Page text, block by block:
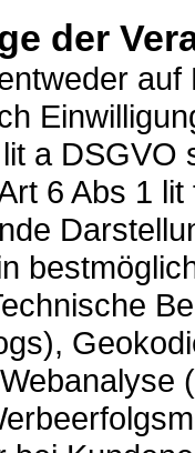
der
a
6 Abs 1